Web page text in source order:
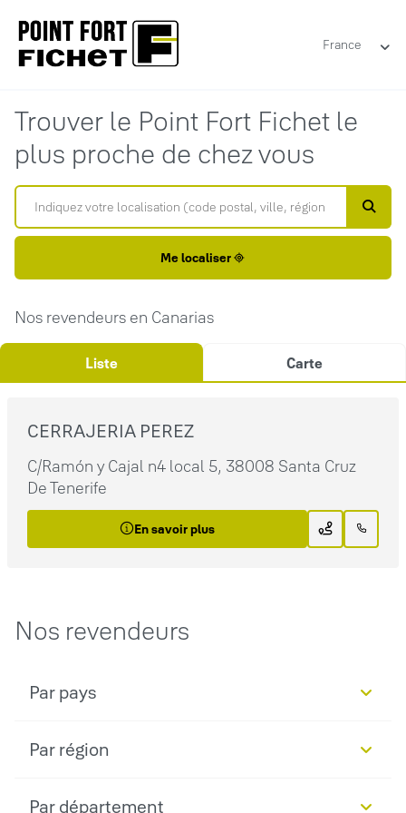
France
Trouver le Point Fort Fichet le
plus proche de chez vous
Me localiser
Nos revendeurs en Canarias
Liste Carte
CERRAJERIA PEREZ
C/Ramón y Cajal n4 local 5, 38008 Santa Cruz
De Tenerife
En savoir plus
Nos revendeurs
Par pays
Par région
Par département